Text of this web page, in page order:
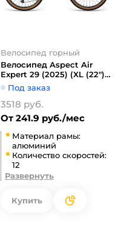
Велосипед горный
Велосипед Aspect Air
Expert 29 (2025) (XL (22"),
зеленый)
Под заказ
3518 руб.
От 241.9 руб./мес
Материал рамы:
алюминий
Количество скоростей:
12
Развернуть
Купить